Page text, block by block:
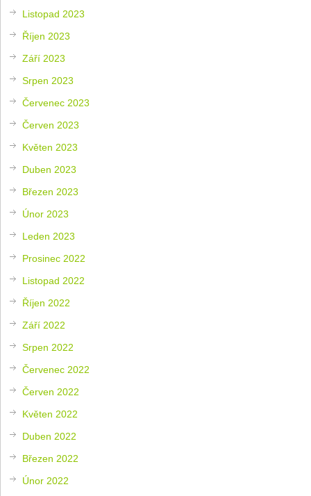
Listopad 2023
Říjen 2023
Září 2023
Srpen 2023
Červenec 2023
Červen 2023
Květen 2023
Duben 2023
Březen 2023
Únor 2023
Leden 2023
Prosinec 2022
Listopad 2022
Říjen 2022
Září 2022
Srpen 2022
Červenec 2022
Červen 2022
Květen 2022
Duben 2022
Březen 2022
Únor 2022